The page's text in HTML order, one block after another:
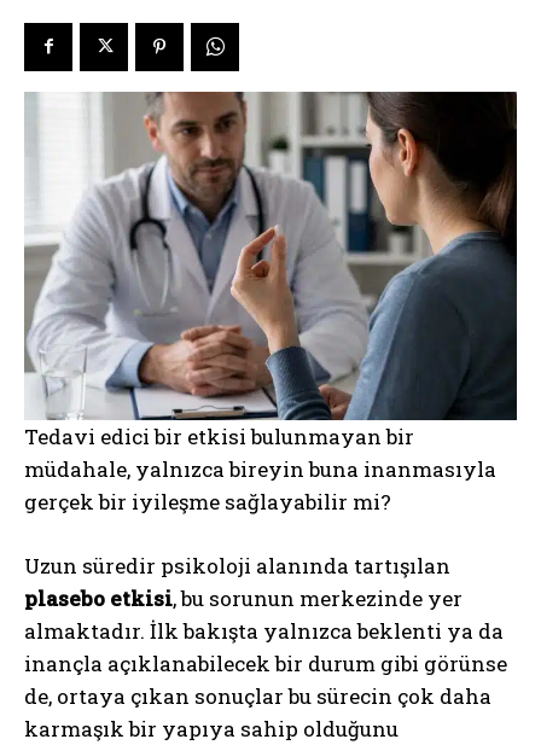
Tedavi edici bir etkisi bulunmayan bir
müdahale, yalnızca bireyin buna inanmasıyla
gerçek bir iyileşme sağlayabilir mi?
Uzun süredir psikoloji alanında tartışılan
plasebo etkisi, bu sorunun merkezinde yer
almaktadır. İlk bakışta yalnızca beklenti ya da
inançla açıklanabilecek bir durum gibi görünse
de, ortaya çıkan sonuçlar bu sürecin çok daha
karmaşık bir yapıya sahip olduğunu